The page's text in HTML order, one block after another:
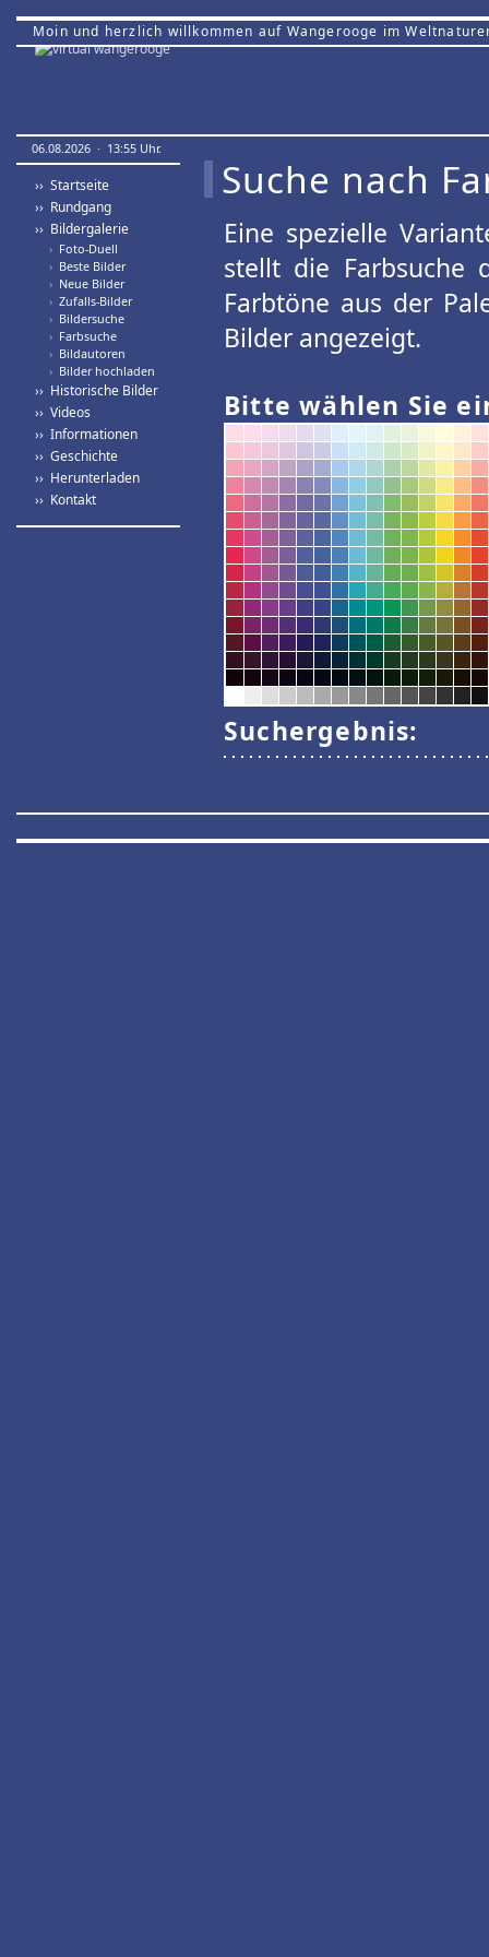
Moin und herzlich willkommen auf Wangerooge im
06.08.2026 · 13:55 Uhr.
›› Startseite
›› Rundgang
›› Bildergalerie
› Foto-Duell
› Beste Bilder
› Neue Bilder
› Zufalls-Bilder
› Bildersuche
› Farbsuche
› Bildautoren
› Bilder hochladen
›› Historische Bilder
›› Videos
›› Informationen
›› Geschichte
›› Herunterladen
›› Kontakt
Suche nach
Eine spezielle
stellt die Farbsuche
Farbtöne aus der
Bilder angezeigt.
Bitte wählen Sie
Suchergebnis: